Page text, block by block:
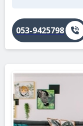
053-9425798